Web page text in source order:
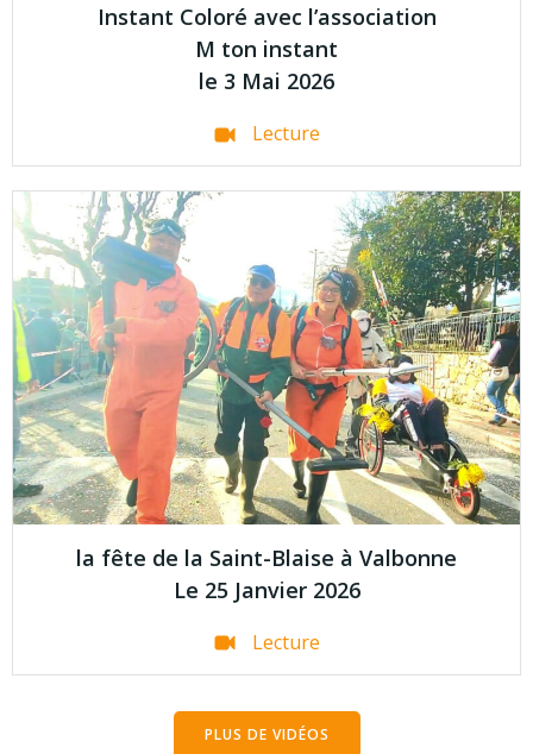
Instant Coloré avec l’association
M ton instant
le 3 Mai 2026
Lecture
la fête de la Saint-Blaise à Valbonne
Le 25 Janvier 2026
Lecture
PLUS DE VIDÉOS